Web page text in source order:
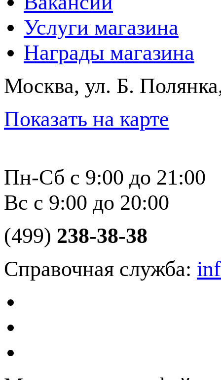
Услуги магазина
Награды магазина
Москва, ул. Б.
Показать на карте
Пн-Сб с 9:00 до 21:00
Вс с 9:00 до 20:00
(499) 238-38-38
Справочная служба: